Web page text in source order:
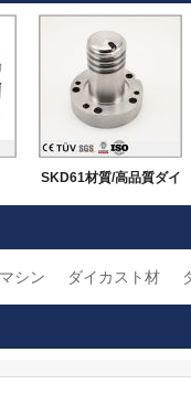
SKD61材質/高品質ダイ
シン ダイカスト材